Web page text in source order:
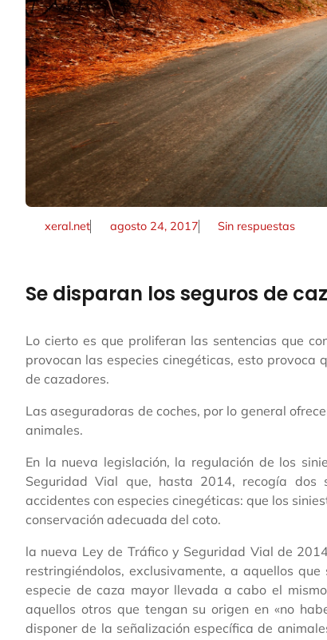
xeral.net agosto 24, 2017 Sin respuestas
Se disparan los seguros de
Lo cierto es que proliferan las sentencias que
provocan las especies cinegéticas, esto provoca
de cazadores.
Las aseguradoras de coches, por lo general
animales.
En la nueva legislación, la regulación de los
Seguridad Vial que, hasta 2014, recogía dos
accidentes con especies cinegéticas: que los
conservación adecuada del coto.
la nueva Ley de Tráfico y Seguridad Vial de
restringiéndolos, exclusivamente, a aquellos
especie de caza mayor llevada a cabo el
aquellos otros que tengan su origen en «no
disponer de la señalización específica de